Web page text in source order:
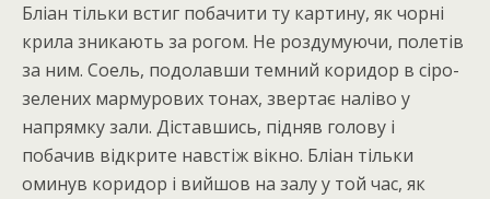
Бліан тільки встиг побачити ту картину, як чорні
крила зникають за рогом. Не роздумуючи, полетів
за ним. Соель, подолавши темний коридор в сіро-
зелених мармурових тонах, звертає наліво у
напрямку зали. Діставшись, підняв голову і
побачив відкрите навстіж вікно. Бліан тільки
оминув коридор і вийшов на залу у той час, як